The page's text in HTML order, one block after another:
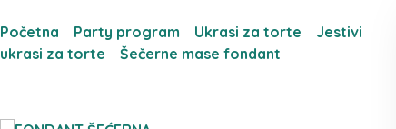
Početna Party program Ukrasi za torte
Jestivi
ukrasi za torte
Šečerne mase fondant